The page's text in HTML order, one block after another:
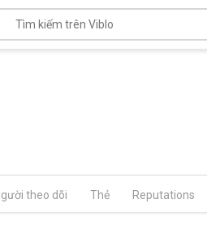
theo dõi Thẻ Reputations